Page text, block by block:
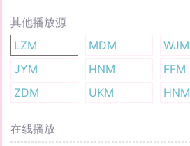
其他播放源
LZM
MDM WJM
JYM
HNM FFM
ZDM
UKM HNM
在线播放